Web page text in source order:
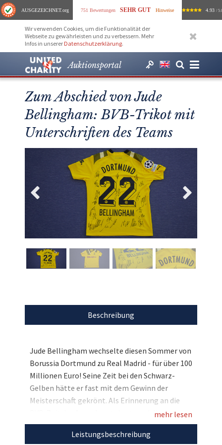
AUSGEZEICHNET.org 751 Bewertungen SEHR GUT Hinweise 4.93 /
Wir verwenden Cookies, um die Funktionalität der
Webseite zu gewährleisten und zu verbessern. Mehr
Infos in unserer Datenschutzerklärung.
Auktionsportal
Zum Abschied von Jude
Bellingham: BVB-Trikot mit
Unterschriften des Teams
Beschreibung
Jude Bellingham wechselte diesen Sommer von
Borussia Dortmund zu Real Madrid - für über 100
Millionen Euro! Seine Zeit bei den Schwarz-
Gelben hätte er fast mit dem Gewinn der
Meisterschaft gekrönt. Als Erinnerung an die
BVB-Zeit des Ausnahmetalents und die
dramatische Saison 2022/23 dürfen wir hier sein
Cup-Trikot mit der Nummer 22 und den
mehr lesen
Leistungsbeschreibung